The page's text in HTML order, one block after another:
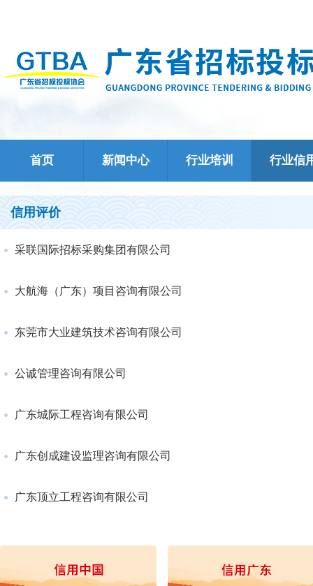
首页 新闻中心 行业培训 行业信
信用评价
采联国际招标采购集团有限公司
大航海（广东）项目咨询有限公司
东莞市大业建筑技术咨询有限公司
公诚管理咨询有限公司
广东城际工程咨询有限公司
广东创成建设监理咨询有限公司
广东顶立工程咨询有限公司